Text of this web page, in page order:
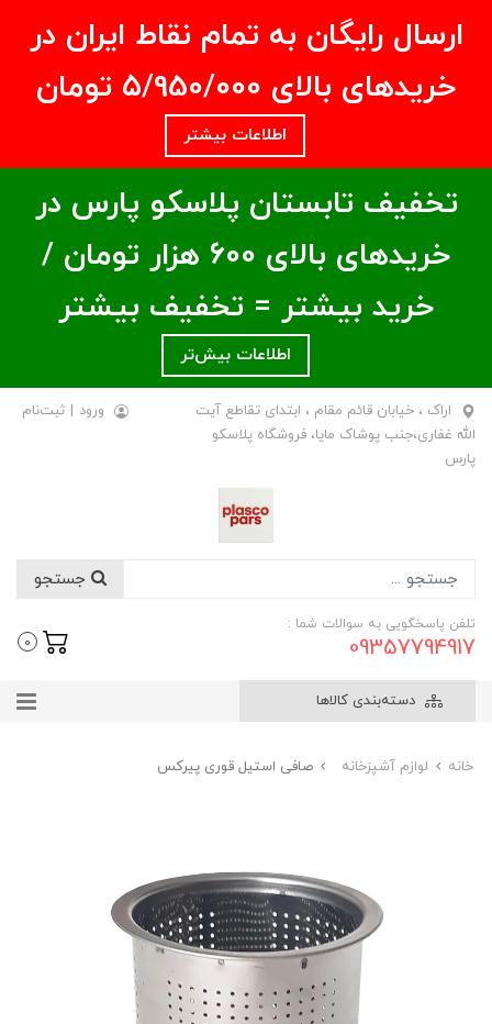
ارسال رایگان به تمام نقاط ایران در
خریدهای بالای ۵/950/000 تومان
اطلاعات بیشتر
تخفیف تابستان پلاسکو پارس در
خریدهای بالای ۶00 هزار تومان /
خرید بیشتر = تخفیف بیشتر
اطلاعات بیش‌تر
اراک ، خیابان قائم مقام ، ابتدای تقاطع آیت
الله غفاری،جنب پوشاک مایا، فروشگاه پلاسکو
پارس
ورود | ثبت‌نام
تلفن پاسخگویی به سوالات شما :
09357794917
0
دسته‌بندی کالاها
خانه لوازم آشپزخانه صافی استیل قوری پیرکس